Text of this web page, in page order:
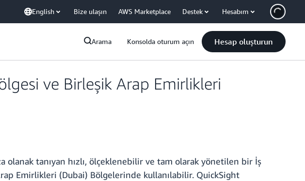
English Bize ulaşın AWS Marketplace Destek Hesabım
Arama Konsolda oturum açın Hesap oluşturun
ve Birleşik Arap Emirlikleri
tanıyan hızlı, ölçeklenebilir ve tam olarak yönetilen bir İş
Emirlikleri (Dubai) Bölgelerinde kullanılabilir. QuickSight